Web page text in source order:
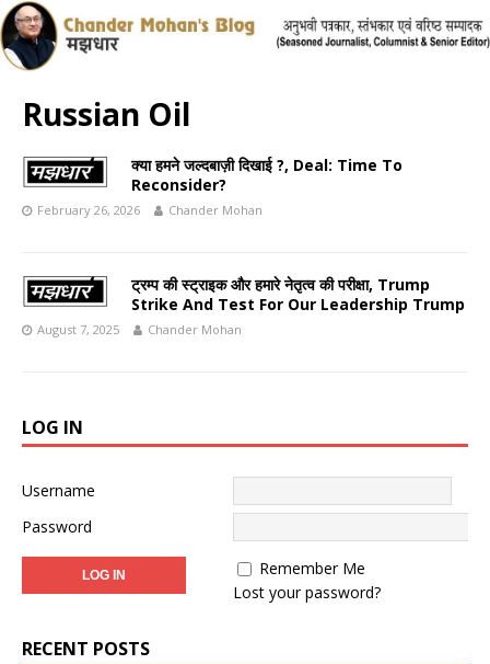
Russian Oil
क्या हमने जल्दबाज़ी दिखाई ?, Deal: Time To
Reconsider?
February 26, 2026 Chander Mohan
ट्रम्प की स्ट्राइक और हमारे नेतृत्व की परीक्षा, Trump
Strike And Test For Our Leadership Trump
August 7, 2025 Chander Mohan
LOG IN
Username
Password
Remember Me
Lost your password?
RECENT POSTS